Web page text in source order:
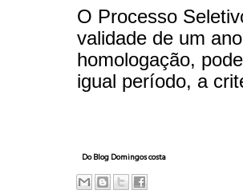
O Processo
validade de um
homologação,
igual período, a
Do Blog Domingos costa